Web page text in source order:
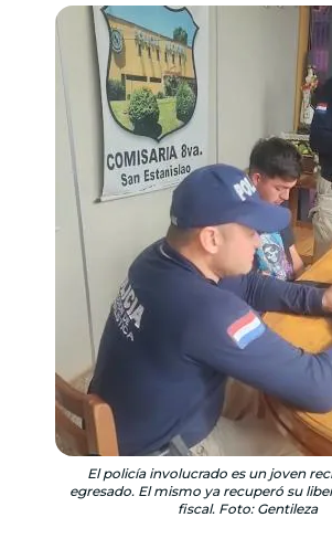
El policía involucrado es un joven
egresado. El mismo ya recuperó su
fiscal. Foto: Gentileza